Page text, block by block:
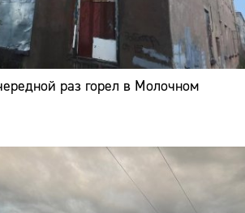
раз горел в Молочном